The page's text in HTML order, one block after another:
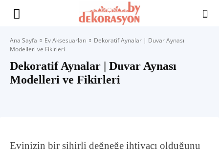
Yaşam
Ana Sayfa Ev Aksesuarları
Dekoratif Aynalar | Duvar Aynası
Modelleri ve Fikirleri
Dekoratif Aynalar | Duvar Aynası
Modelleri ve Fikirleri
Evinizin bir sihirli değneğe ihtiyacı olduğunu